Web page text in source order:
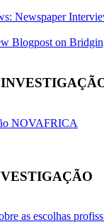
Newspaper
Blogpost on
NOVAFRICA
as escolhas